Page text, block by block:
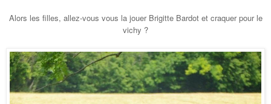
Alors les filles, allez-vous vous la jouer Brigitte Bardot et craquer pour le
vichy ?